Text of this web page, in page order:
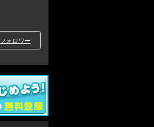
フォロワー